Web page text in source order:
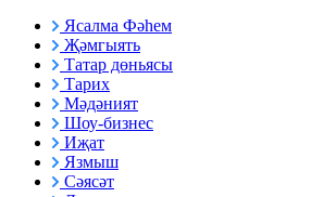
Ясалма Фәһем
Җәмгыять
Татар дөньясы
Тарих
Мәдәният
Шоу-бизнес
Иҗат
Язмыш
Сәясәт